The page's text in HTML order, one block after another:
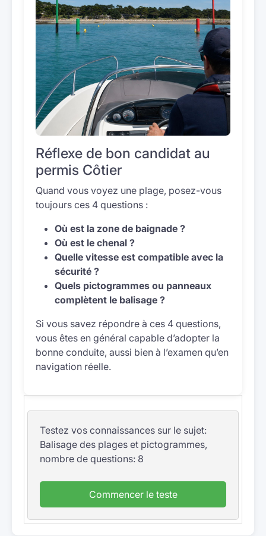
Réflexe de bon candidat au
permis Côtier
Quand vous voyez une plage, posez-vous
toujours ces 4 questions :
Où est la zone de baignade ?
Où est le chenal ?
Quelle vitesse est compatible avec la
sécurité ?
Quels pictogrammes ou panneaux
complètent le balisage ?
Si vous savez répondre à ces 4 questions,
vous êtes en général capable d’adopter la
bonne conduite, aussi bien à l’examen qu’en
navigation réelle.
Testez vos connaissances sur le sujet:
Balisage des plages et pictogrammes,
nombre de questions: 8
Commencer le teste